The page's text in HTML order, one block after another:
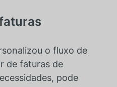
o fluxo de
de faturas de
pode